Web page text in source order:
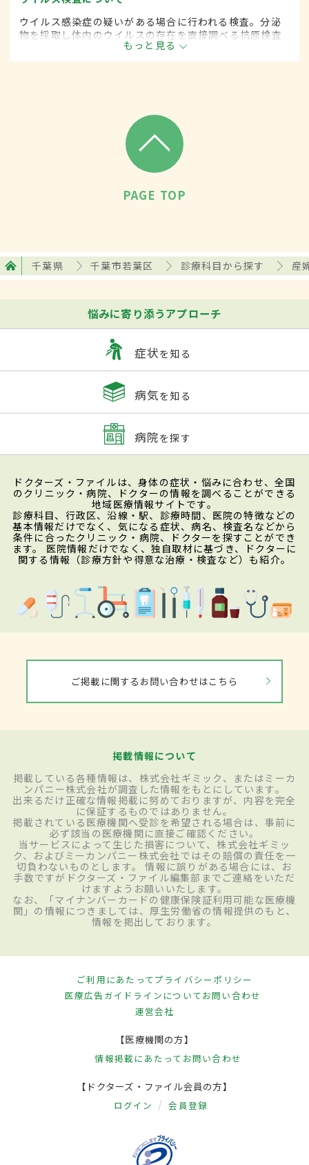
ウイルス感染症の疑いがある場合に行われる検査。分泌
物を採取し体内のウイルスの存在を直接調べる抗原検査
（ロタウイルス、アデノウイルス、インフルエンザウイ
ルスなど）と、血清中のウイルス抗体（IgM・IgG抗体）
もっと見る
PAGE TOP
千葉県 千葉市若葉区 診療科目から探す 産
悩みに寄り添うアプローチ
症状を知る
病気を知る
病院を探す
ドクターズ・ファイルは、身体の症状・悩みに合わせ、全国
のクリニック・病院、ドクターの情報を調べることができる
地域医療情報サイトです。
診療科目、行政区、沿線・駅、診療時間、医院の特徴などの
基本情報だけでなく、気になる症状、病名、検査名などから
条件に合ったクリニック・病院、ドクターを探すことができ
ます。 医院情報だけでなく、独自取材に基づき、ドクターに
関する情報（診療方針や得意な治療・検査など）も紹介。
ご掲載に関するお問い合わせはこちら
掲載情報について
掲載している各種情報は、株式会社ギミック、またはミーカ
ンパニー株式会社が調査した情報をもとにしています。
出来るだけ正確な情報掲載に努めておりますが、内容を完全
に保証するものではありません。
掲載されている医療機関へ受診を希望される場合は、事前に
必ず該当の医療機関に直接ご確認ください。
当サービスによって生じた損害について、株式会社ギミッ
ク、およびミーカンパニー株式会社ではその賠償の責任を一
切負わないものとします。 情報に誤りがある場合には、お
手数ですがドクターズ・ファイル編集部までご連絡をいただ
けますようお願いいたします。
なお、「マイナンバーカードの健康保険証利用可能な医療機
関」の情報につきましては、厚生労働省の情報提供のもと、
情報を掲出しております。
ご利用にあたってプライバシーポリシー
医療広告ガイドラインについてお問い合わせ
運営会社
【医療機関の方】
情報掲載にあたって お問い合わせ
【ドクターズ・ファイル会員の方】
ログイン 会員登録